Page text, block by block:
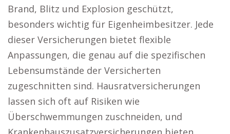
Brand, Blitz und Explosion geschützt,
besonders wichtig für Eigenheimbesitzer. Jede
dieser Versicherungen bietet flexible
Anpassungen, die genau auf die spezifischen
Lebensumstände der Versicherten
zugeschnitten sind. Hausratversicherungen
lassen sich oft auf Risiken wie
Überschwemmungen zuschneiden, und